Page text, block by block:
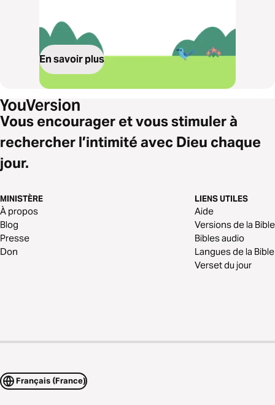
En savoir plus
Vous encourager et vous stimuler à
rechercher l’intimité avec Dieu chaque
jour.
MINISTÈRE
À propos
Blog
Presse
Don
LIENS UTILES
Aide
Versions de la Bible
Bibles audio
Langues de la Bible
Verset du jour
Français (France)